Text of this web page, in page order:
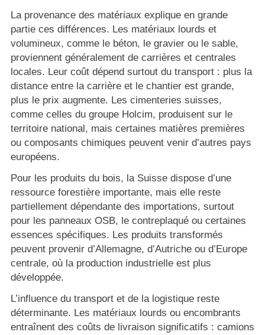
La provenance des matériaux explique en grande
partie ces différences. Les matériaux lourds et
volumineux, comme le béton, le gravier ou le sable,
proviennent généralement de carrières et centrales
locales. Leur coût dépend surtout du transport : plus la
distance entre la carrière et le chantier est grande,
plus le prix augmente. Les cimenteries suisses,
comme celles du groupe Holcim, produisent sur le
territoire national, mais certaines matières premières
ou composants chimiques peuvent venir d’autres pays
européens.
Pour les produits du bois, la Suisse dispose d’une
ressource forestière importante, mais elle reste
partiellement dépendante des importations, surtout
pour les panneaux OSB, le contreplaqué ou certaines
essences spécifiques. Les produits transformés
peuvent provenir d’Allemagne, d’Autriche ou d’Europe
centrale, où la production industrielle est plus
développée.
L’influence du transport et de la logistique reste
déterminante. Les matériaux lourds ou encombrants
entraînent des coûts de livraison significatifs : camions